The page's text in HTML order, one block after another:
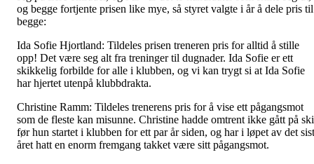
og begge fortjente prisen like mye, så styret valgte i år å dele pris til
begge:
Ida Sofie Hjortland: Tildeles prisen treneren pris for alltid å stille
opp! Det være seg alt fra treninger til dugnader. Ida Sofie er ett
skikkelig forbilde for alle i klubben, og vi kan trygt si at Ida Sofie
har hjertet utenpå klubbdrakta.
Christine Ramm: Tildeles trenerens pris for å vise ett pågangsmot
som de fleste kan misunne. Christine hadde omtrent ikke gått på ski
før hun startet i klubben for ett par år siden, og har i løpet av det
året hatt en enorm fremgang takket være sitt pågangsmot.